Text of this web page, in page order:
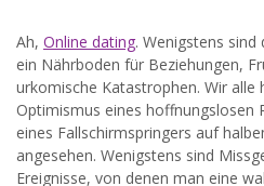
Deine
Mit meiner Anmeldung erkläre
Ah, Online dating. Wenigstens
ein Nährboden für Beziehungen,
urkomische Katastrophen. Wir alle
Optimismus eines hoffnungslosen
eines Fallschirmspringers auf
angesehen. Wenigstens sind
Ereignisse, von denen man eine